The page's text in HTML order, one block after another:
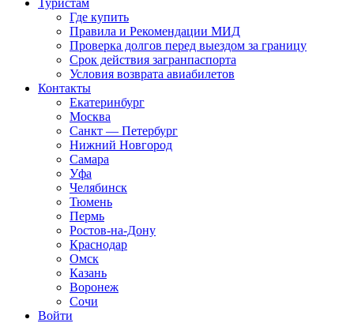
Туристам
Где купить
Правила и Рекомендации МИД
Проверка долгов перед выездом за границу
Срок действия загранпаспорта
Условия возврата авиабилетов
Контакты
Екатеринбург
Москва
Санкт — Петербург
Нижний Новгород
Самара
Уфа
Челябинск
Тюмень
Пермь
Ростов-на-Дону
Краснодар
Омск
Казань
Воронеж
Сочи
Войти